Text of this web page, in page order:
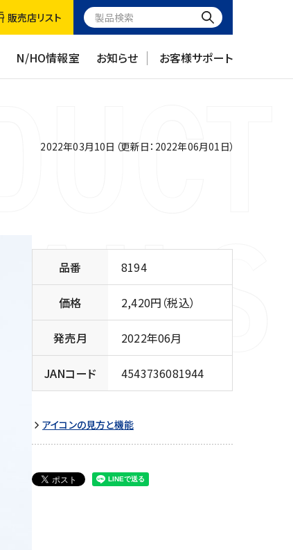
N/HO情報室 お知らせ お客様サポート
販売店リスト
2022年03月10日（更新日：2022年06月01日）
品番 8194
価格 2,420円（税込）
発売月 2022年06月
JANコード 4543736081944
アイコンの見方と機能